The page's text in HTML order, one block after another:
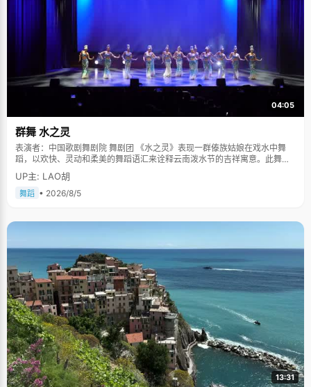
04:05
群舞 水之灵
表演者：中国歌剧舞剧院 舞剧团 《水之灵》表现一群傣族姑娘在戏水中舞
蹈，以欢快、灵动和柔美的舞蹈语汇来诠释云南泼水节的吉祥寓意。此舞蹈
多次在中国人民大会堂及国际舞台上表演，一直得到赞誉其舞美，人美，寓
意美。。
UP主: LAO胡
舞蹈 • 2026/8/5
13:31